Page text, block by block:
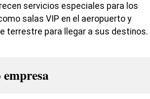
servicios especiales para los
salas VIP en el aeropuerto y
terrestre para llegar a sus destinos.